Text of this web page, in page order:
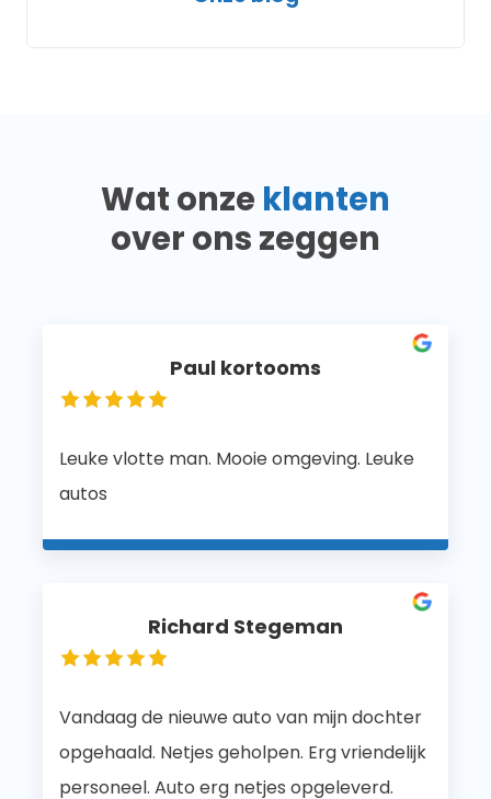
Wat onze klanten
over ons zeggen
Paul kortooms
Leuke vlotte man. Mooie omgeving. Leuke
autos
Richard Stegeman
Vandaag de nieuwe auto van mijn dochter
opgehaald. Netjes geholpen. Erg vriendelijk
personeel. Auto erg netjes opgeleverd.